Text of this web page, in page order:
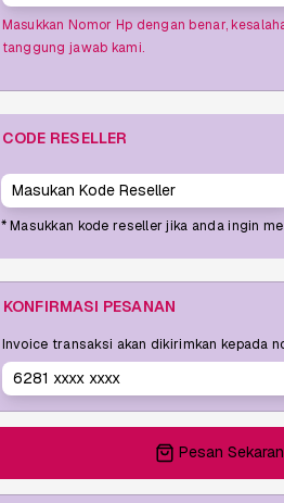
Masukkan Nomor Hp dengan benar,
tanggung jawab kami.
CODE RESELLER
* Masukkan kode reseller jika anda ingin
KONFIRMASI PESANAN
Invoice transaksi akan dikirimkan kepada
Pesan